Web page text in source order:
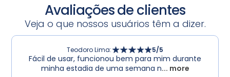
Avaliações de clientes
Veja o que nossos usuários têm a dizer.
Teodoro Lima: 5/5
Fácil de usar, funcionou bem para mim durante
minha estadia de uma semana n... more